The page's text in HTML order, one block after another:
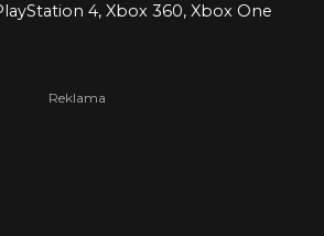
4, Xbox 360, Xbox One